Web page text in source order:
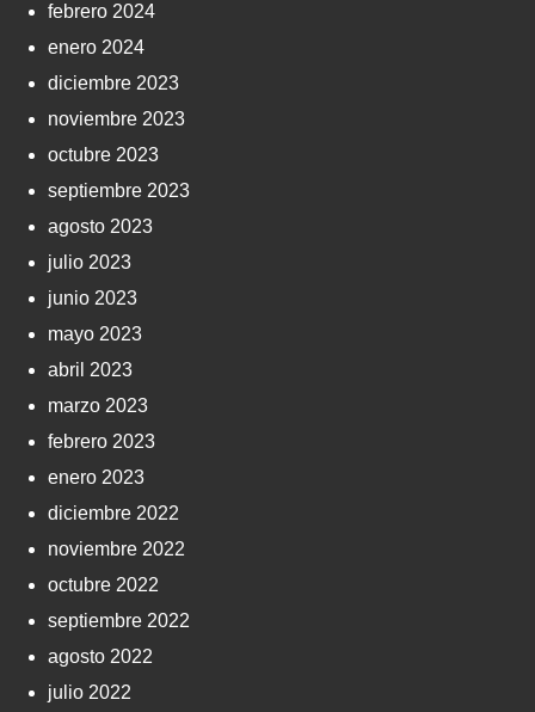
febrero 2024
enero 2024
diciembre 2023
noviembre 2023
octubre 2023
septiembre 2023
agosto 2023
julio 2023
junio 2023
mayo 2023
abril 2023
marzo 2023
febrero 2023
enero 2023
diciembre 2022
noviembre 2022
octubre 2022
septiembre 2022
agosto 2022
julio 2022